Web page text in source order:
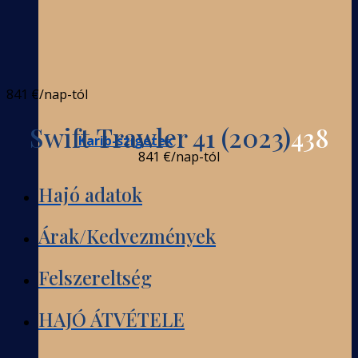
Karib-szigetek
841 €/nap-tól
Swift Trawler 41 (2023)438
841 €/nap-tól
Hajó adatok
Árak/Kedvezmények
Felszereltség
HAJÓ ÁTVÉTELE